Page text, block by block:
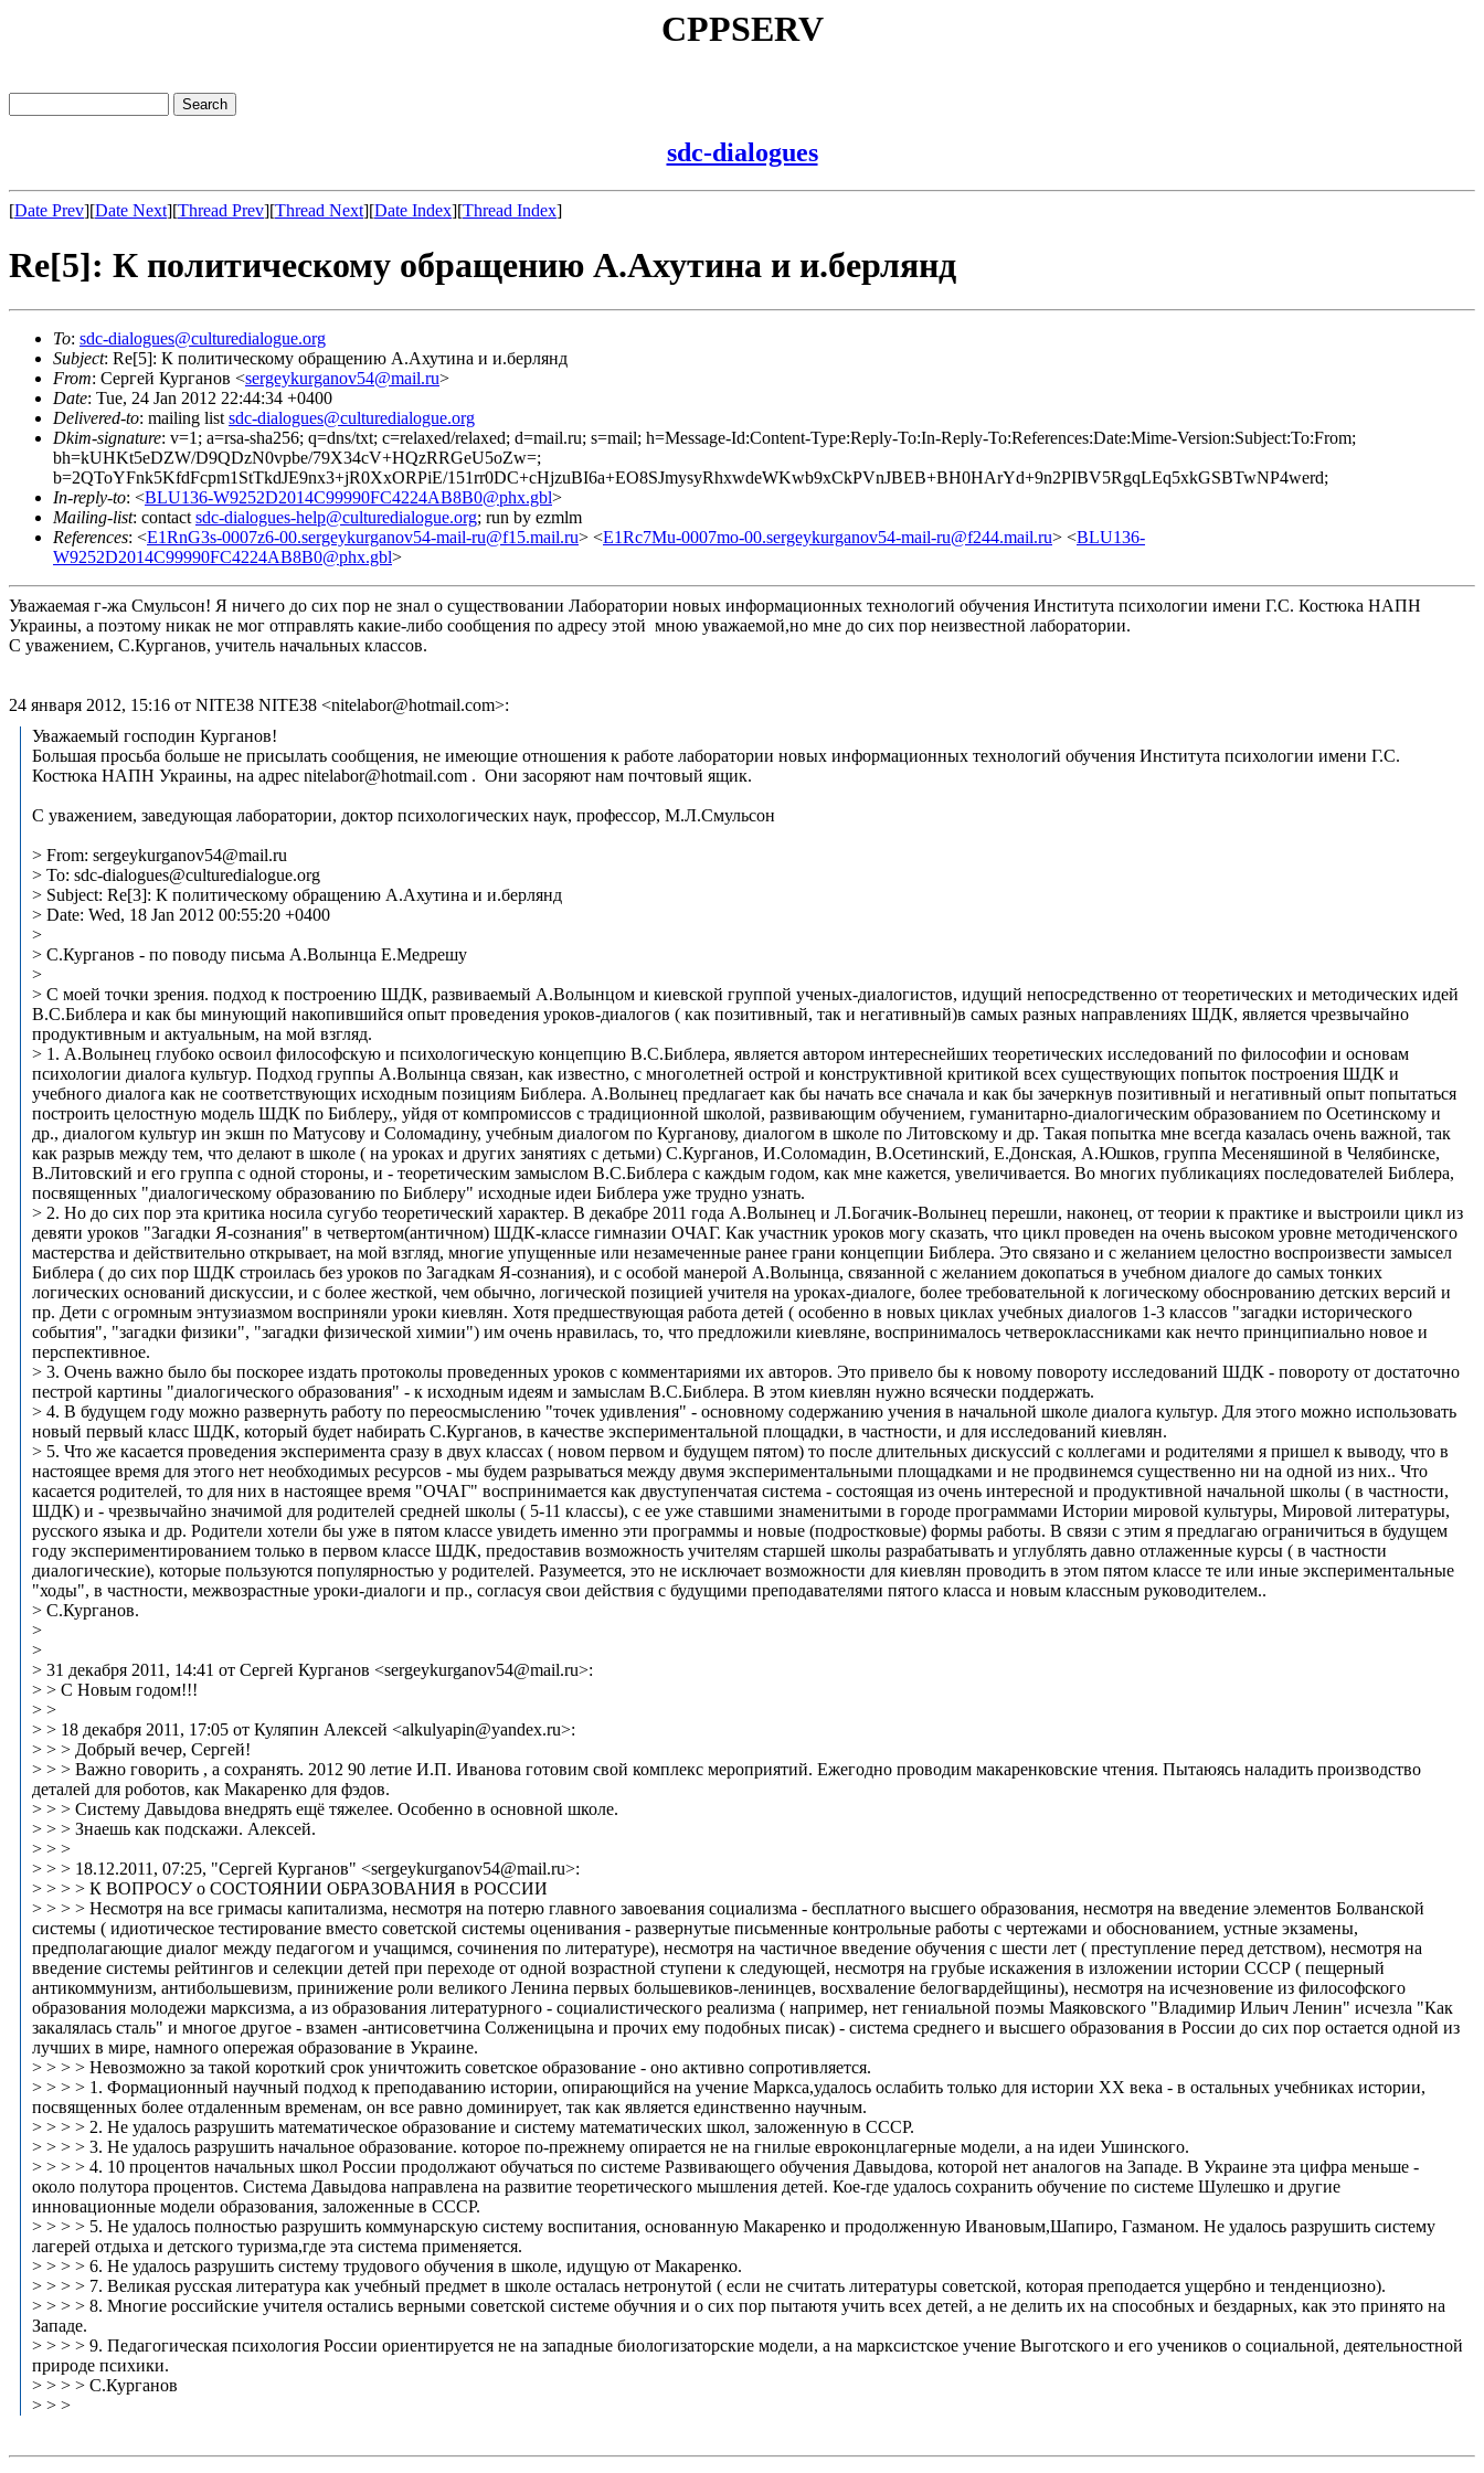
CPPSERV
sdc-dialogues
[Date Prev][Date Next][Thread Prev][Thread Next][Date Index][Thread Index]
Re[5]: К политическому обращению А.Ахутина и и.берлянд
To: sdc-dialogues@culturedialogue.org
Subject: Re[5]: К политическому обращению А.Ахутина и и.берлянд
From: Сергей Курганов <sergeykurganov54@mail.ru>
Date: Tue, 24 Jan 2012 22:44:34 +0400
Delivered-to: mailing list sdc-dialogues@culturedialogue.org
Dkim-signature: v=1; a=rsa-sha256; q=dns/txt; c=relaxed/relaxed; d=mail.ru; s=mail; h=Message-Id:Content-Type:Reply-To:In-Reply-To:References:Date:Mime-Version:Subject:To:From;
bh=kUHKt5eDZW/D9QDzN0vpbe/79X34cV+HQzRRGeU5oZw=;
b=2QToYFnk5KfdFcpm1StTkdJE9nx3+jR0XxORPiE/151rr0DC+cHjzuBI6a+EO8SJmysyRhxwdeWKwb9xCkPVnJBEB+BH0HArYd+9n2PIBV5RgqLEq5xkGSBTwNP4werd;
In-reply-to: <BLU136-W9252D2014C99990FC4224AB8B0@phx.gbl>
Mailing-list: contact sdc-dialogues-help@culturedialogue.org; run by ezmlm
References: <E1RnG3s-0007z6-00.sergeykurganov54-mail-ru@f15.mail.ru> <E1Rc7Mu-0007mo-00.sergeykurganov54-mail-ru@f244.mail.ru> <BLU136-
W9252D2014C99990FC4224AB8B0@phx.gbl>
Уважаемая г-жа Смульсон! Я ничего до сих пор не знал о существовании Лаборатории новых информационных технологий обучения Института психологии имени Г.С. Костюка НАПН
Украины, а поэтому никак не мог отправлять какие-либо сообщения по адресу этой мною уважаемой,но мне до сих пор неизвестной лаборатории.
С уважением, С.Курганов, учитель начальных классов.
24 января 2012, 15:16 от NITE38 NITE38 <nitelabor@hotmail.com>:
Уважаемый господин Курганов!
Большая просьба больше не присылать сообщения, не имеющие отношения к работе лаборатории новых информационных технологий обучения Института психологии имени Г.С.
Костюка НАПН Украины, на адрес nitelabor@hotmail.com . Они засоряют нам почтовый ящик.
С уважением, заведующая лаборатории, доктор психологических наук, профессор, М.Л.Смульсон
> From: sergeykurganov54@mail.ru
> To: sdc-dialogues@culturedialogue.org
> Subject: Re[3]: К политическому обращению А.Ахутина и и.берлянд
> Date: Wed, 18 Jan 2012 00:55:20 +0400
>
> С.Курганов - по поводу письма А.Волынца Е.Медрешу
>
> С моей точки зрения. подход к построению ШДК, развиваемый А.Волынцом и киевской группой ученых-диалогистов, идущий непосредственно от теоретических и методических идей
В.С.Библера и как бы минующий накопившийся опыт проведения уроков-диалогов ( как позитивный, так и негативный)в самых разных направлениях ШДК, является чрезвычайно
продуктивным и актуальным, на мой взгляд.
> 1. А.Волынец глубоко освоил философскую и психологическую концепцию В.С.Библера, является автором интереснейших теоретических исследований по философии и основам
психологии диалога культур. Подход группы А.Волынца связан, как известно, с многолетней острой и конструктивной критикой всех существующих попыток построения ШДК и
учебного диалога как не соответствующих исходным позициям Библера. А.Волынец предлагает как бы начать все сначала и как бы зачеркнув позитивный и негативный опыт попытаться
построить целостную модель ШДК по Библеру,, уйдя от компромиссов с традиционной школой, развивающим обучением, гуманитарно-диалогическим образованием по Осетинскому и
др., диалогом культур ин экшн по Матусову и Соломадину, учебным диалогом по Курганову, диалогом в школе по Литовскому и др. Такая попытка мне всегда казалась очень важной, так
как разрыв между тем, что делают в школе ( на уроках и других занятиях с детьми) С.Курганов, И.Соломадин, В.Осетинский, Е.Донская, А.Юшков, группа Месеняшиной в Челябинске,
В.Литовский и его группа с одной стороны, и - теоретическим замыслом В.С.Библера с каждым годом, как мне кажется, увеличивается. Во многих публикациях последователей Библера,
посвященных "диалогическому образованию по Библеру" исходные идеи Библера уже трудно узнать.
> 2. Но до сих пор эта критика носила сугубо теоретический характер. В декабре 2011 года А.Волынец и Л.Богачик-Волынец перешли, наконец, от теории к практике и выстроили цикл из
девяти уроков "Загадки Я-сознания" в четвертом(античном) ШДК-классе гимназии ОЧАГ. Как участник уроков могу сказать, что цикл проведен на очень высоком уровне методиченского
мастерства и действительно открывает, на мой взгляд, многие упущенные или незамеченные ранее грани концепции Библера. Это связано и с желанием целостно воспроизвести замысел
Библера ( до сих пор ШДК строилась без уроков по Загадкам Я-сознания), и с особой манерой А.Волынца, связанной с желанием докопаться в учебном диалоге до самых тонких
логических оснований дискуссии, и с более жесткой, чем обычно, логической позицией учителя на уроках-диалоге, более требовательной к логическому обоснрованию детских версий и
пр. Дети с огромным энтузиазмом восприняли уроки киевлян. Хотя предшествующая работа детей ( особенно в новых циклах учебных диалогов 1-3 классов "загадки исторического
события", "загадки физики", "загадки физической химии") им очень нравилась, то, что предложили киевляне, воспринималось четвероклассниками как нечто принципиально новое и
перспективное.
> 3. Очень важно было бы поскорее издать протоколы проведенных уроков с комментариями их авторов. Это привело бы к новому повороту исследований ШДК - повороту от достаточно
пестрой картины "диалогического образования" - к исходным идеям и замыслам В.С.Библера. В этом киевлян нужно всячески поддержать.
> 4. В будущем году можно развернуть работу по переосмыслению "точек удивления" - основному содержанию учения в начальной школе диалога культур. Для этого можно использовать
новый первый класс ШДК, который будет набирать С.Курганов, в качестве экспериментальной площадки, в частности, и для исследований киевлян.
> 5. Что же касается проведения эксперимента сразу в двух классах ( новом первом и будущем пятом) то после длительных дискуссий с коллегами и родителями я пришел к выводу, что в
настоящее время для этого нет необходимых ресурсов - мы будем разрываться между двумя экспериментальными площадками и не продвинемся существенно ни на одной из них.. Что
касается родителей, то для них в настоящее время "ОЧАГ" воспринимается как двуступенчатая система - состоящая из очень интересной и продуктивной начальной школы ( в частности,
ШДК) и - чрезвычайно значимой для родителей средней школы ( 5-11 классы), с ее уже ставшими знаменитыми в городе программами Истории мировой культуры, Мировой литературы,
русского языка и др. Родители хотели бы уже в пятом классе увидеть именно эти программы и новые (подростковые) формы работы. В связи с этим я предлагаю ограничиться в будущем
году экспериментированием только в первом классе ШДК, предоставив возможность учителям старшей школы разрабатывать и углублять давно отлаженные курсы ( в частности
диалогические), которые пользуются популярностью у родителей. Разумеется, это не исключает возможности для киевлян проводить в этом пятом классе те или иные экспериментальные
"ходы", в частности, межвозрастные уроки-диалоги и пр., согласуя свои действия с будущими преподавателями пятого класса и новым классным руководителем..
> С.Курганов.
>
>
> 31 декабря 2011, 14:41 от Сергей Курганов <sergeykurganov54@mail.ru>:
> > С Новым годом!!!
> >
> > 18 декабря 2011, 17:05 от Куляпин Алексей <alkulyapin@yandex.ru>:
> > > Добрый вечер, Сергей!
> > > Важно говорить , а сохранять. 2012 90 летие И.П. Иванова готовим свой комплекс мероприятий. Ежегодно проводим макаренковские чтения. Пытаюясь наладить производство
деталей для роботов, как Макаренко для фэдов.
> > > Систему Давыдова внедрять ещё тяжелее. Особенно в основной школе.
> > > Знаешь как подскажи. Алексей.
> > >
> > > 18.12.2011, 07:25, "Сергей Курганов" <sergeykurganov54@mail.ru>:
> > > > К ВОПРОСУ о СОСТОЯНИИ ОБРАЗОВАНИЯ в РОССИИ
> > > > Несмотря на все гримасы капитализма, несмотря на потерю главного завоевания социализма - бесплатного высшего образования, несмотря на введение элементов Болванской
системы ( идиотическое тестирование вместо советской системы оценивания - развернутые письменные контрольные работы с чертежами и обоснованием, устные экзамены,
предполагающие диалог между педагогом и учащимся, сочинения по литературе), несмотря на частичное введение обучения с шести лет ( преступление перед детством), несмотря на
введение системы рейтингов и селекции детей при переходе от одной возрастной ступени к следующей, несмотря на грубые искажения в изложении истории СССР ( пещерный
антикоммунизм, антибольшевизм, принижение роли великого Ленина первых большевиков-ленинцев, восхваление белогвардейщины), несмотря на исчезновение из философского
образования молодежи марксизма, а из образования литературного - социалистического реализма ( например, нет гениальной поэмы Маяковского "Владимир Ильич Ленин" исчезла "Как
закалялась сталь" и многое другое - взамен -антисоветчина Солженицына и прочих ему подобных писак) - система среднего и высшего образования в России до сих пор остается одной из
лучших в мире, намного опережая образование в Украине.
> > > > Невозможно за такой короткий срок уничтожить советское образование - оно активно сопротивляется.
> > > > 1. Формационный научный подход к преподаванию истории, опирающийся на учение Маркса,удалось ослабить только для истории ХХ века - в остальных учебниках истории,
посвященных более отдаленным временам, он все равно доминирует, так как является единственно научным.
> > > > 2. Не удалось разрушить математическое образование и систему математических школ, заложенную в СССР.
> > > > 3. Не удалось разрушить начальное образование. которое по-прежнему опирается не на гнилые евроконцлагерные модели, а на идеи Ушинского.
> > > > 4. 10 процентов начальных школ России продолжают обучаться по системе Развивающего обучения Давыдова, которой нет аналогов на Западе. В Украине эта цифра меньше -
около полутора процентов. Система Давыдова направлена на развитие теоретического мышления детей. Кое-где удалось сохранить обучение по системе Шулешко и другие
инновационные модели образования, заложенные в СССР.
> > > > 5. Не удалось полностью разрушить коммунарскую систему воспитания, основанную Макаренко и продолженную Ивановым,Шапиро, Газманом. Не удалось разрушить систему
лагерей отдыха и детского туризма,где эта система применяется.
> > > > 6. Не удалось разрушить систему трудового обучения в школе, идущую от Макаренко.
> > > > 7. Великая русская литература как учебный предмет в школе осталась нетронутой ( если не считать литературы советской, которая преподается ущербно и тенденциозно).
> > > > 8. Многие российские учителя остались верными советской системе обучния и о сих пор пытаютя учить всех детей, а не делить их на способных и бездарных, как это принято на
Западе.
> > > > 9. Педагогическая психология России ориентируется не на западные биологизаторские модели, а на марксистское учение Выготского и его учеников о социальной, деятельностной
природе психики.
> > > > С.Курганов
> > >